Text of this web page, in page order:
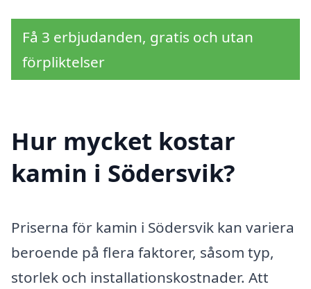
Få 3 erbjudanden, gratis och utan
förpliktelser
Hur mycket kostar
kamin i Södersvik?
Priserna för kamin i Södersvik kan variera
beroende på flera faktorer, såsom typ,
storlek och installationskostnader. Att